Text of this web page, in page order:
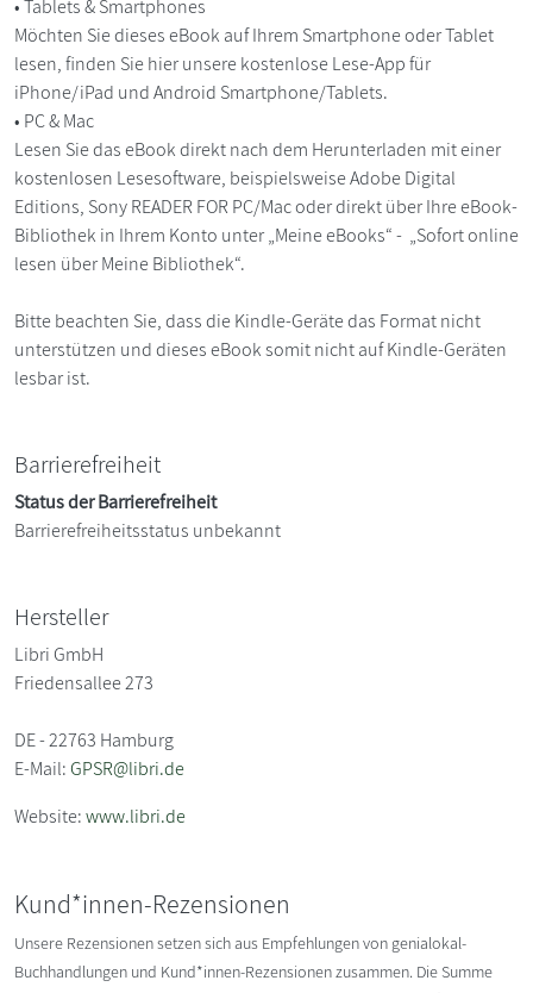
• Tablets & Smartphones
Möchten Sie dieses eBook auf Ihrem Smartphone oder Tablet
lesen, finden Sie hier unsere kostenlose Lese-App für
iPhone/iPad und Android Smartphone/Tablets.
• PC & Mac
Lesen Sie das eBook direkt nach dem Herunterladen mit einer
kostenlosen Lesesoftware, beispielsweise Adobe Digital
Editions, Sony READER FOR PC/Mac oder direkt über Ihre eBook-
Bibliothek in Ihrem Konto unter „Meine eBooks“ - „Sofort online
lesen über Meine Bibliothek“.
Bitte beachten Sie, dass die Kindle-Geräte das Format nicht
unterstützen und dieses eBook somit nicht auf Kindle-Geräten
lesbar ist.
Barrierefreiheit
Status der Barrierefreiheit
Barrierefreiheitsstatus unbekannt
Hersteller
Libri GmbH
Friedensallee 273
DE - 22763 Hamburg
E-Mail:GPSR@libri.de
Website:www.libri.de
Kund*innen-Rezensionen
Unsere Rezensionen setzen sich aus Empfehlungen von genialokal-
Buchhandlungen und Kund*innen-Rezensionen zusammen. Die Summe